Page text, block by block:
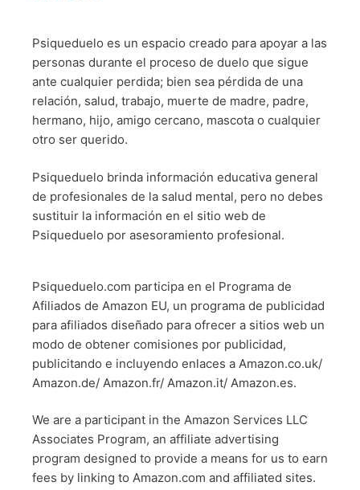
Psiqueduelo es un espacio creado para apoyar a las
personas durante el proceso de duelo que sigue
ante cualquier perdida; bien sea pérdida de una
relación, salud, trabajo, muerte de madre, padre,
hermano, hijo, amigo cercano, mascota o cualquier
otro ser querido.
Psiqueduelo brinda información educativa general
de profesionales de la salud mental, pero no debes
sustituir la información en el sitio web de
Psiqueduelo por asesoramiento profesional.
Psiqueduelo.com participa en el Programa de
Afiliados de Amazon EU, un programa de publicidad
para afiliados diseñado para ofrecer a sitios web un
modo de obtener comisiones por publicidad,
publicitando e incluyendo enlaces a Amazon.co.uk/
Amazon.de/ Amazon.fr/ Amazon.it/ Amazon.es.
We are a participant in the Amazon Services LLC
Associates Program, an affiliate advertising
program designed to provide a means for us to earn
fees by linking to Amazon.com and affiliated sites.